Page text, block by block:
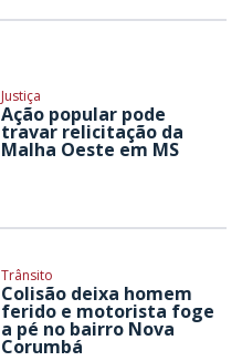
Justiça
Ação popular pode
travar relicitação da
Malha Oeste em MS
Trânsito
Colisão deixa homem
ferido e motorista foge
a pé no bairro Nova
Corumbá